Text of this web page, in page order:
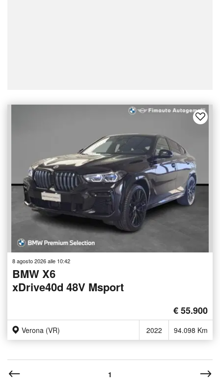
8 agosto 2026 alle 10:42
BMW X6
xDrive40d 48V Msport
€ 55.900
Verona (VR) 2022 94.098 Km
1